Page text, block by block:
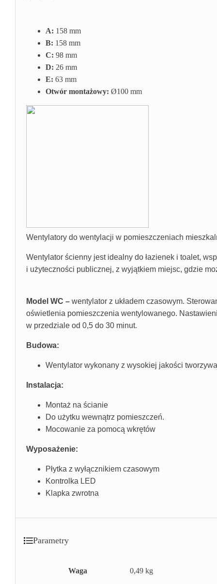
A: 158 mm
B: 158 mm
C: 98 mm
D: 26 mm
E: 63 mm
Otwór montażowy: Ø100 mm
Wentylatory do wentylacji w pomieszczeniach
Wentylator ścienny jest idealny do łazienek i toalet,
i użyteczności publicznej, z wyjątkiem miejsc, gdzie
Model WC – wentylator z układem czasowym.
oświetlenia pomieszczenia wentylowanego.
w przedziale od 0,5 do 30 minut.
Budowa:
Wentylator wykonany z wysokiej jakości
Instalacja:
Montaż na ścianie
Do użytku wewnątrz pomieszczeń.
Mocowanie za pomocą wkrętów
Wyposażenie:
Płytka z wyłącznikiem czasowym
Kontrolka LED
Klapka zwrotna
Parametry
Waga 0,49 kg